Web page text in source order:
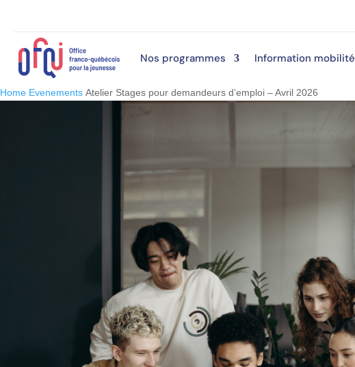
Nos programmes Information mobilité
Home Evenements Atelier Stages pour demandeurs d’emploi – Avril 2026